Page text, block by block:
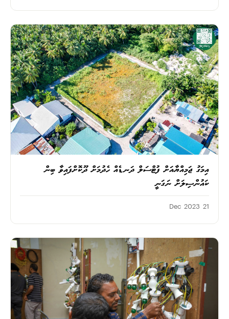
އިމަގު ޖަމިއްޔާއަށް ފުޓްސަލް ދަނޑެއް ހެދުމަށް ދޫކޮށްފައިވާ ބިން
ކައުންސިލަށް ނަގަނީ
21 Dec 2023